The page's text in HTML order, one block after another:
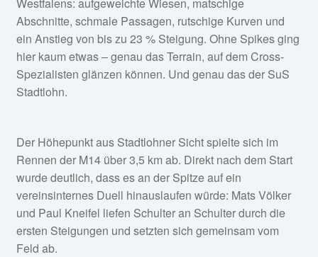
Westfalens: aufgeweichte Wiesen, matschige
Abschnitte, schmale Passagen, rutschige Kurven und
ein Anstieg von bis zu 23 % Steigung. Ohne Spikes ging
hier kaum etwas – genau das Terrain, auf dem Cross-
Spezialisten glänzen können. Und genau das der SuS
Stadtlohn.
Der Höhepunkt aus Stadtlohner Sicht spielte sich im
Rennen der M14 über 3,5 km ab. Direkt nach dem Start
wurde deutlich, dass es an der Spitze auf ein
vereinsinternes Duell hinauslaufen würde: Mats Völker
und Paul Kneifel liefen Schulter an Schulter durch die
ersten Steigungen und setzten sich gemeinsam vom
Feld ab.